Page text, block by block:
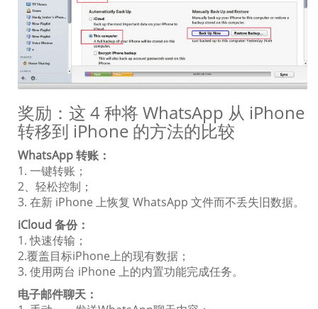
奖励：这 4 种将 WhatsApp 从 iPhone
转移到 iPhone 的方法的比较
WhatsApp 转账：
1. 一键转账；
2、轻松控制；
3. 在新 iPhone 上恢复 WhatsApp 文件而不丢失旧数据。
iCloud 备份：
1. 快速传输；
2.覆盖目标iPhone上的现有数据；
3. 使用两台 iPhone 上的内置功能完成任务。
电子邮件聊天：